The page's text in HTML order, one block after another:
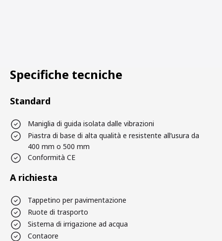
Specifiche tecniche
Standard
Maniglia di guida isolata dalle vibrazioni
Piastra di base di alta qualità e resistente all’usura da
400 mm o 500 mm
Conformità CE
A richiesta
Tappetino per pavimentazione
Ruote di trasporto
Sistema di irrigazione ad acqua
Contaore